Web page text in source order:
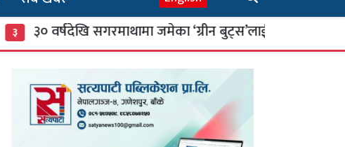
३० वर्षदेखि सगरमाथामा जमेका ‘ग्रीन बुट्स’लाई घर फर्काइँदै